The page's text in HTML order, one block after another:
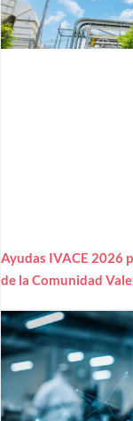
Ayudas IVACE 2026
de la Comunidad